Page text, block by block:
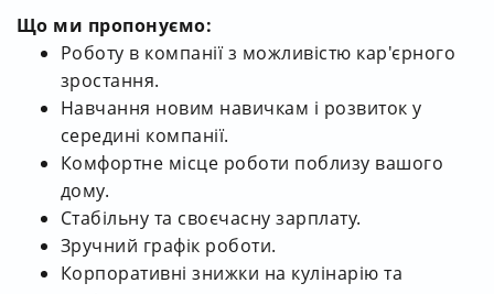
Що ми пропонуємо:
Роботу в компанії з можливістю кар'єрного
зростання.
Навчання новим навичкам і розвиток у
середині компанії.
Комфортне місце роботи поблизу вашого
дому.
Стабільну та своєчасну зарплату.
Зручний графік роботи.
Корпоративні знижки на кулінарію та